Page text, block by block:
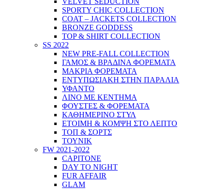
SPORTY CHIC COLLECTION
COAT – JACKETS COLLECTION
BRONZE GODDESS
TOP & SHIRT COLLECTION
SS 2022
NEW PRE-FALL COLLECTION
ΓΑΜΟΣ & ΒΡΑΔΙΝΑ ΦΟΡΕΜΑΤΑ
ΜΑΚΡΙΑ ΦΟΡΕΜΑΤΑ
ΕΝΤΥΠΩΣΙΑΚΗ ΣΤΗΝ ΠΑΡΑΛΙΑ
ΥΦΑΝΤΟ
ΛΙΝΟ ΜΕ ΚΕΝΤΗΜΑ
ΦΟΥΣΤΕΣ & ΦΟΡΕΜΑΤΑ
ΚΑΘΗΜΕΡΙΝΟ ΣΤΥΛ
ΕΤΟΙΜΗ & ΚΟΜΨΗ ΣΤΟ ΛΕΠΤΟ
ΤΟΠ & ΣΟΡΤΣ
ΤΟΥΝΙΚ
FW 2021-2022
CAPITONE
DAY TO NIGHT
FUR AFFAIR
GLAM